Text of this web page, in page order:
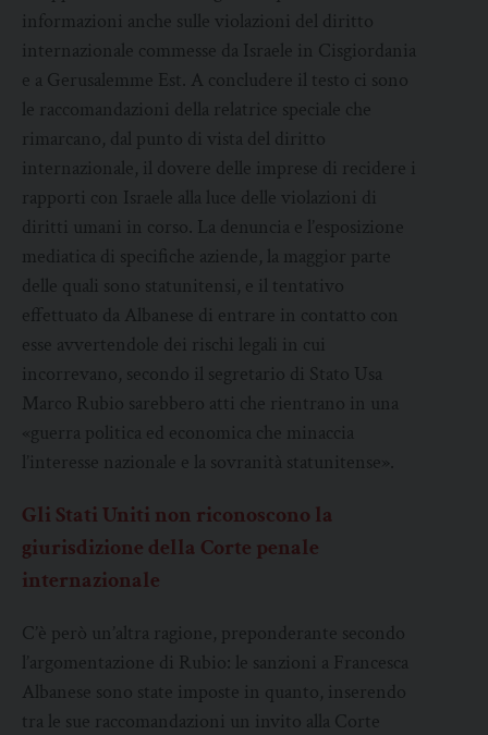
informazioni anche sulle violazioni del diritto
internazionale commesse da Israele in Cisgiordania
e a Gerusalemme Est. A concludere il testo ci sono
le raccomandazioni della relatrice speciale che
rimarcano, dal punto di vista del diritto
internazionale, il dovere delle imprese di recidere i
rapporti con Israele alla luce delle violazioni di
diritti umani in corso. La denuncia e l’esposizione
mediatica di specifiche aziende, la maggior parte
delle quali sono statunitensi, e il tentativo
effettuato da Albanese di entrare in contatto con
esse avvertendole dei rischi legali in cui
incorrevano, secondo il segretario di Stato Usa
Marco Rubio sarebbero atti che rientrano in una
«guerra politica ed economica che minaccia
l’interesse nazionale e la sovranità statunitense».
Gli Stati Uniti non riconoscono la
giurisdizione della Corte penale
internazionale
C’è però un’altra ragione, preponderante secondo
l’argomentazione di Rubio: le sanzioni a Francesca
Albanese sono state imposte in quanto, inserendo
tra le sue raccomandazioni un invito alla Corte